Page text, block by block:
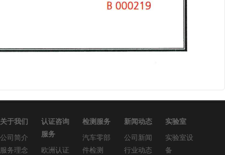
关于我们
公司简介
服务理念
认证咨询
服务
欧洲认证
检测服务
汽车零部
件检测
新闻动态
公司新闻
行业动态
实验室
实验室设
备